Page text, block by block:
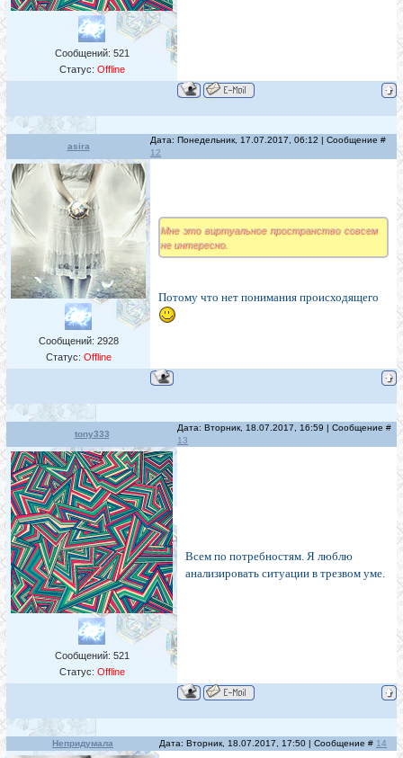
Сообщений: 521
Статус: Offline
asira
Дата: Понедельник, 17.07.2017, 06:12 | Сообщение #
12
Сообщений: 2928
Статус: Offline
Мне это виртуальное пространство совсем
не интересно.
Потому что нет понимания происходящего
tony333
Дата: Вторник, 18.07.2017, 16:59 | Сообщение #
13
Сообщений: 521
Статус: Offline
Всем по потребностям. Я люблю
анализировать ситуации в трезвом уме.
Непридумала Дата: Вторник, 18.07.2017, 17:50 | Сообщение # 14